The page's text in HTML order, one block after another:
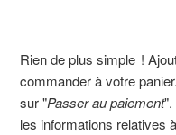
Rien de plus simple !
commander à votre
sur "Passer au paiement
les informations relatives